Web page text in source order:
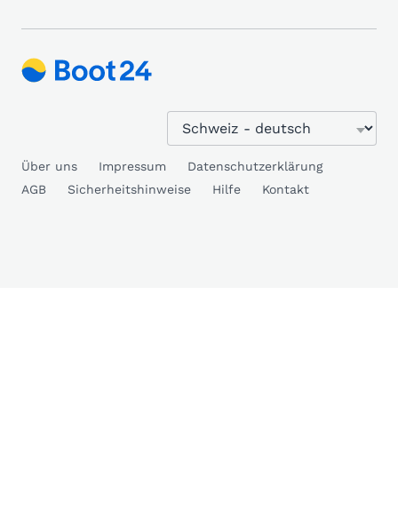
Über uns Impressum
Datenschutzerklärung
AGB
Sicherheitshinweise Hilfe Kontakt